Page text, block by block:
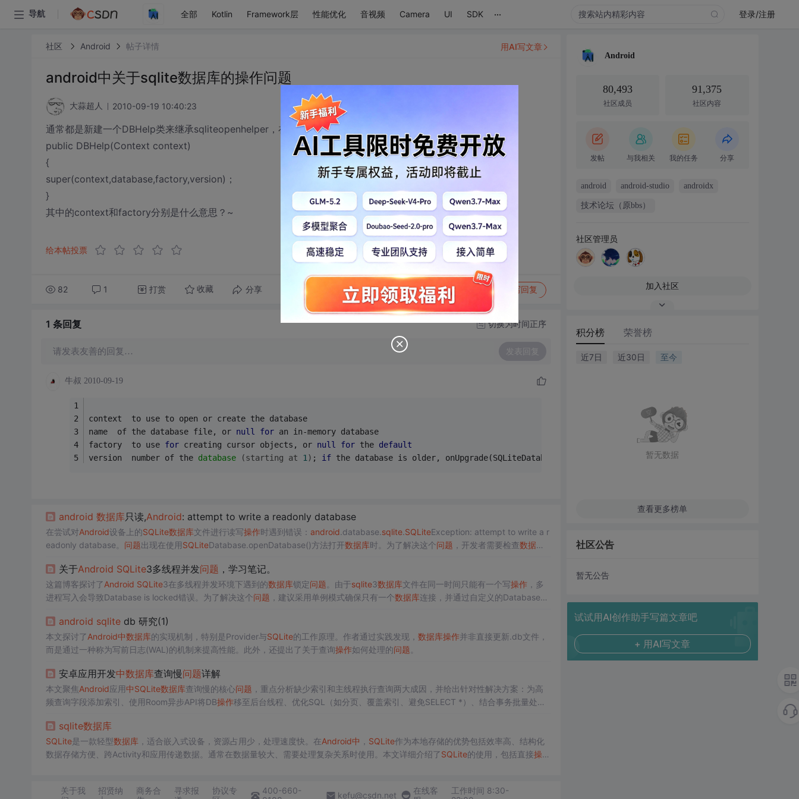
导航 全部 Kotlin Framework层 性能优化 音视频 Camera UI SDK ... 登录/注册
社区 Android 帖子详情
android中关于sqlite数据库的操作问题
大蒜超人 2010-09-19 10:40:23
通常都是新建一个DBHelp类来继承sqliteopenhelper，在构造函数中
public DBHelp(Context context)
{
super(context,database,factory,version)；
}
其中的context和factory分别是什么意思？~
给本帖投票
82 1 打赏 收藏 分享 转发到动态 举报 写回复
用AI写文章
1 条回复 切换为时间正序
请发表友善的回复… 发表回复
牛叔 2010-09-19
context  to use to open or create the database
name  of the database file, or null for an in-memory database
factory  to use for creating cursor objects, or null for the default
version  number of the database (starting at 1 ) ; if the database is older, onUpgrade(SQLiteDatabase, ) will be used to upgrade the database
android 数据库只读,Android: attempt to write a readonly database
在尝试对Android设备上的SQLite数据库文件进行读写操作时遇到错误： android .database. sqlite. SQLiteException: attempt to write a r
eadonly database。 问题出现在使用SQLiteDatabase.openDatabase()方法打开数据库时。为了解决这个问题 ，开发者需要检查数据库
关于Android SQLite3多线程并发问题 ，学习笔记。
这篇博客探讨了Android SQLite3在多线程并发环境下遇到的数据库锁定问题 。由于sqlite3数据库文件在同一时间只能有一个写操作，多
进程写入会导致Database is locked错误。为了解决这个问题 ，建议采用单例模式确保只有一个数据库连接，并通过自定义的DatabaseM
android sqlitedb 研究(1)
本文探讨了Android中数据库的实现机制，特别是Provider与SQLite的工作原理。作者通过实践发现， 数据库操作并非直接更新.db文件，
而是通过一种称为写前日志(WAL)的机制来提高性能。此外，还提出了关于查询操作如何处理的问题
安卓应用开发中数据库查询慢问题详解
本文聚焦Android应用中SQLite数据库查询慢的核心问题 ，重点分析缺少索引和主线程执行查询两大成因，并给出针对性解决方案：为高
频查询字段添加索引、使用Room异步API将DB操作移至后台线程、优化SQL（如分页、覆盖索引、避免SELECT *）、结合事务批量处理
sqlite数据库
SQLite是一款轻型数据库，适合嵌入式设备，资源占用少，处理速度快。在Android中 ， SQLite作为本地存储的优势包括效率高、结构化
数据存储方便、跨Activity和应用传递数据。通常在数据量较大、需要处理复杂关系时使用。本文详细介绍了SQLite的使用，包括直接操作
关于我
招贤纳
商务合
寻求报
协议专
400-660-
kefu@csdn.net
在线客
工作时间 8:30-
Android
80,493
社区成员
91,375
社区内容
发帖 与我相关 我的任务 分享
android android-studio androidx
技术论坛（原bbs）
社区管理员
加入社区
积分榜 荣誉榜
近7日 近30日 至今
暂无数据
查看更多榜单
社区公告
暂无公告
试试用AI创作助手写篇文章吧
+ 用AI写文章